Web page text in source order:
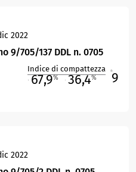
2022
9/705/137 DDL n. 0705
Indice di compattezza
67,9% 36,4% 9
2022